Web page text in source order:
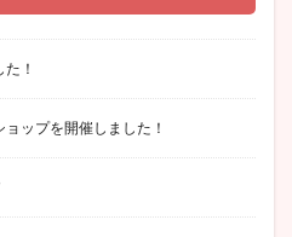
！
ップを開催しました！